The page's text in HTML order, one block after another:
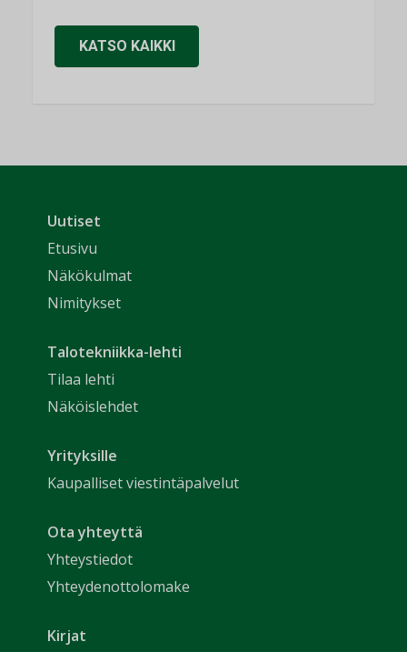
KATSO KAIKKI
Uutiset
Etusivu
Näkökulmat
Nimitykset
Talotekniikka-lehti
Tilaa lehti
Näköislehdet
Yrityksille
Kaupalliset viestintäpalvelut
Ota yhteyttä
Yhteystiedot
Yhteydenottolomake
Kirjat